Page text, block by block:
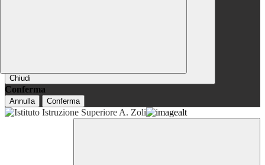
Chiudi
Conferma
Annulla Conferma